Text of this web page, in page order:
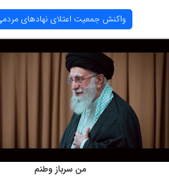
واكنش جمعیت اعتلای نهادهای
من سرباز وطنم